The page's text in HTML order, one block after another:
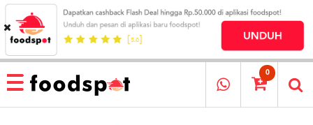
HOME
MENU
RESTAURANT
0